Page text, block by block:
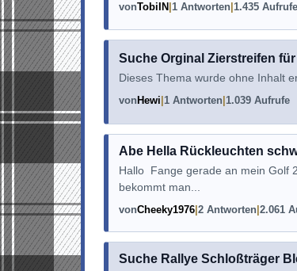
vonTobiIN 1 Antworten 1.435 Aufrufe
Suche Orginal Zierstreifen
Dieses Thema wurde ohne Inhalt
vonHewi 1 Antworten 1.039 Aufrufe
Abe Hella Rückleuchten
Hallo Fange gerade an mein Golf
bekommt man...
vonCheeky1976 2 Antworten 2.061
Suche Rallye Schloßträger